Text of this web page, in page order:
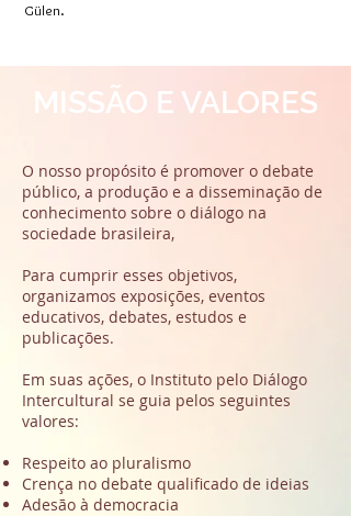
Gülen.
MISSÃO E VALORES
O nosso propósito é promover o debate
público, a produção e a disseminação de
conhecimento sobre o diálogo na
sociedade brasileira,
Para cumprir esses objetivos,
organizamos exposições, eventos
educativos, debates, estudos e
publicações.
Em suas ações, o Instituto pelo Diálogo
Intercultural se guia pelos seguintes
valores:
Respeito ao pluralismo
Crença no debate qualificado de ideias
Adesão à democracia